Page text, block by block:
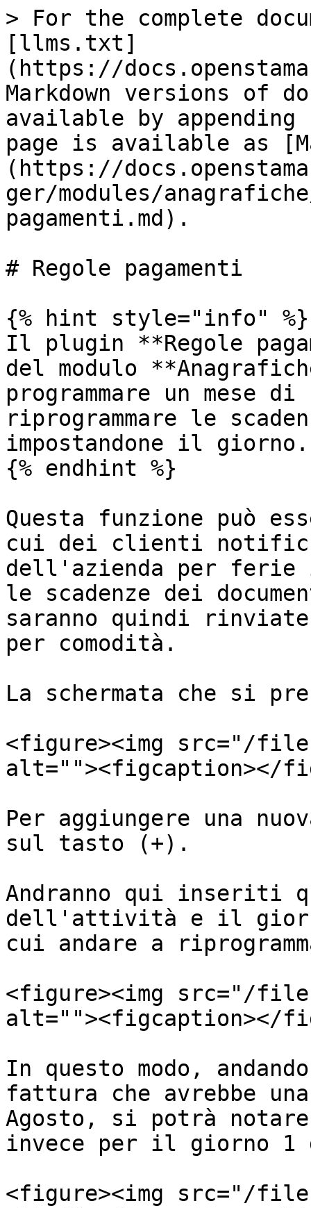
> For the complete
[llms.txt]
(https://
Markdown versions of
available by
page is available as
(https://
ger/modules/
pagamenti.md).
# Regole pagamenti
{% hint style="info" %}
Il plugin **Regole
del modulo
programmare un mese
riprogrammare le
impostandone il giorno.
{% endhint %}
Questa funzione può
cui dei clienti
dell'azienda per ferie
le scadenze dei
saranno quindi
per comodità.
La schermata che si
<figure><img src="/files/
alt=""><figcaption></
Per aggiungere una
sul tasto (+).
Andranno qui inseriti
dell'attività e il
cui andare a
<figure><img src="/
alt=""><figcaption></
In questo modo,
fattura che avrebbe
Agosto, si potrà notare
invece per il giorno 1
<figure><img src="/